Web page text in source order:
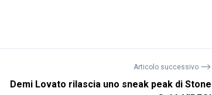
Articolo successivo ⟶
Demi Lovato rilascia uno sneak peak di Stone